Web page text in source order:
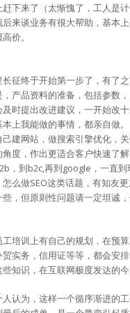
下来了（太惭愧了，工人是
来谈业务有很大帮助，基本
价。
征终于开始第一步了，有了
产品资料的准备，包括参数
时提出改进建议，一开始改
上我能做的事情，都亲自做。
建网站，做搜索引擎优化，
度，作出更适合客户快速了
，到b2c,再到google，一直
么做SEO这类话题，有知友
，但原则性问题请一定坦诚
培训上有自己的规划，在预
实务，信用证等等，都会安
知识，在互联网极度发达的今
认为，这样一个循序渐进的